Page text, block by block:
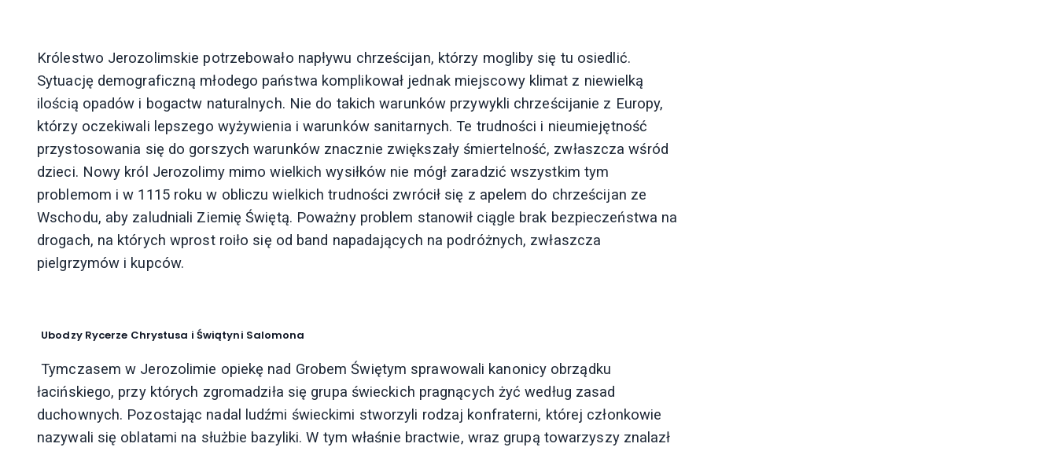
Królestwo Jerozolimskie potrzebowało napływu chrześcijan, którzy mogliby się tu osiedlić.
Sytuację demograficzną młodego państwa komplikował jednak miejscowy klimat z niewielką
ilością opadów i bogactw naturalnych. Nie do takich warunków przywykli chrześcijanie z Europy,
którzy oczekiwali lepszego wyżywienia i warunków sanitarnych. Te trudności i nieumiejętność
przystosowania się do gorszych warunków znacznie zwiększały śmiertelność, zwłaszcza wśród
dzieci. Nowy król Jerozolimy mimo wielkich wysiłków nie mógł zaradzić wszystkim tym
problemom i w 1115 roku w obliczu wielkich trudności zwrócił się z apelem do chrześcijan ze
Wschodu, aby zaludniali Ziemię Świętą. Poważny problem stanowił ciągle brak bezpieczeństwa na
drogach, na których wprost roiło się od band napadających na podróżnych, zwłaszcza
pielgrzymów i kupców.
Ubodzy Rycerze Chrystusa i Świątyni Salomona
Tymczasem w Jerozolimie opiekę nad Grobem Świętym sprawowali kanonicy obrządku
łacińskiego, przy których zgromadziła się grupa świeckich pragnących żyć według zasad
duchownych. Pozostając nadal ludźmi świeckimi stworzyli rodzaj konfraterni, której członkowie
nazywali się oblatami na służbie bazyliki. W tym właśnie bractwie, wraz grupą towarzyszy znalazł